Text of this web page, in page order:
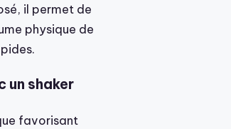
il permet de
physique de
un shaker
favorisant